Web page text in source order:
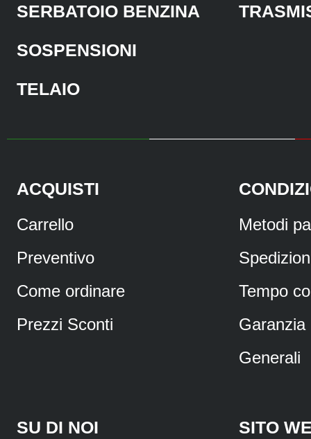
SERBATOIO BENZINA
SOSPENSIONI
TELAIO
ACQUISTI
Carrello
Preventivo
Come ordinare
Prezzi Sconti
Metodi
Tempo
Garanzia
Generali
SU DI NOI SITO